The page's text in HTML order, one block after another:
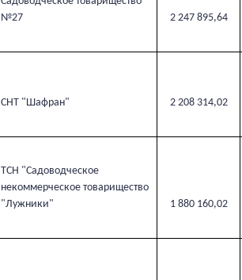
№27
2 247 895,64
СНТ "Шафран" 2 208 314,02
ТСН "Садоводческое
некоммерческое товарищество
"Лужники"
1 880 160,02